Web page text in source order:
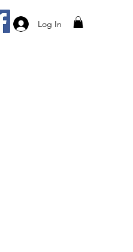
Log In